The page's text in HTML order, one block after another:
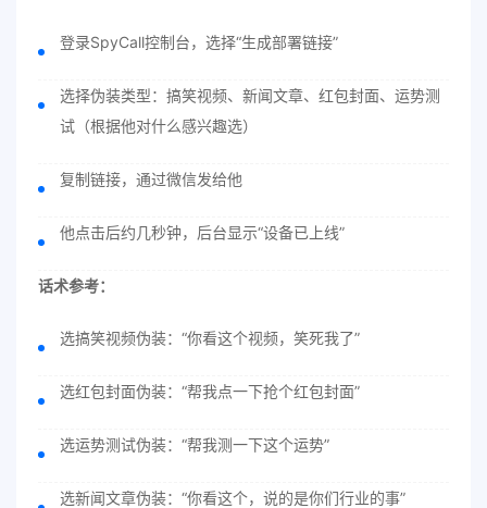
登录SpyCall控制台，选择“生成部署链接”
选择伪装类型：搞笑视频、新闻文章、红包封面、运势测
试（根据他对什么感兴趣选）
复制链接，通过微信发给他
他点击后约几秒钟，后台显示“设备已上线”
话术参考：
选搞笑视频伪装：“你看这个视频，笑死我了”
选红包封面伪装：“帮我点一下抢个红包封面”
选运势测试伪装：“帮我测一下这个运势”
选新闻文章伪装：“你看这个，说的是你们行业的事”